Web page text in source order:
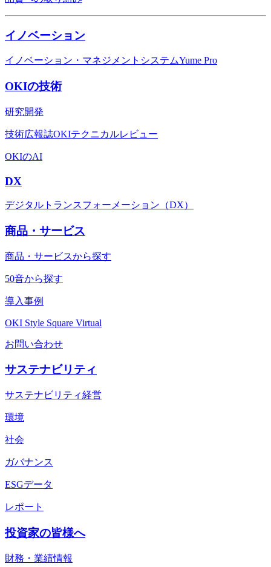
イノベーション
イノベーション・マネジメントシステムYume Pro
OKIの技術
研究開発
技術広報誌OKIテクニカルレビュー
OKIのAI
DX
デジタルトランスフォーメーション（DX）
商品・サービス
商品・サービスから探す
50音から探す
導入事例
OKI Style Square Virtual
お問い合わせ
サステナビリティ
サステナビリティ経営
環境
社会
ガバナンス
ESGデータ
レポート
投資家の皆様へ
財務・業績情報